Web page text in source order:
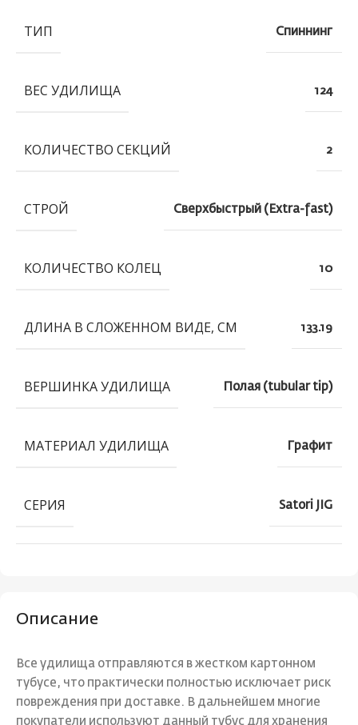
Описание
Все удилища отправляются в жестком картонном
тубусе, что практически полностью исключает риск
повреждения при доставке. В дальнейшем многие
покупатели используют данный тубус для хранения
ТИП Спиннинг
ВЕС УДИЛИЩА 124
КОЛИЧЕСТВО СЕКЦИЙ 2
СТРОЙ Сверхбыстрый (Extra-fast)
КОЛИЧЕСТВО КОЛЕЦ 10
ДЛИНА В СЛОЖЕННОМ ВИДЕ, СМ 133.19
ВЕРШИНКА УДИЛИЩА Полая (tubular tip)
МАТЕРИАЛ УДИЛИЩА Графит
СЕРИЯ Satori JIG